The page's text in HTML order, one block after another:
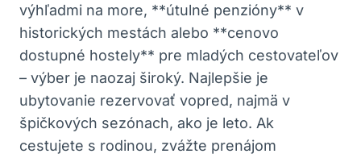
výhľadmi na more, **útulné penzióny** v
historických mestách alebo **cenovo
dostupné hostely** pre mladých cestovateľov
– výber je naozaj široký. Najlepšie je
ubytovanie rezervovať vopred, najmä v
špičkových sezónach, ako je leto. Ak
cestujete s rodinou, zvážte prenájom